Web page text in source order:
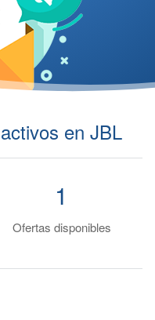
en JBL
Ofertas disponibles
1